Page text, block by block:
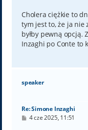
Cholera ciężkie to
tym jest to, że ja nie
byłby pewną opcją.
Inzaghi po Conte to
speaker
Re: Simone Inzaghi
P4 cze 2025, 11:51